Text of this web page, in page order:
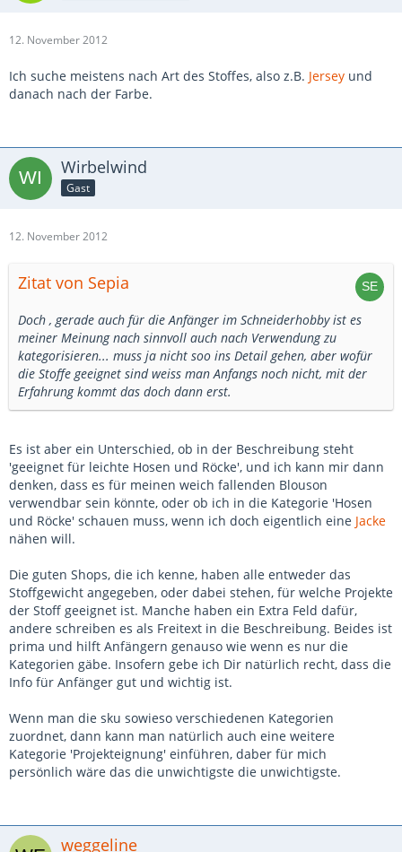
12. November 2012
Ich suche meistens nach Art des Stoffes, also z.B. Jersey und
danach nach der Farbe.
Wirbelwind
Gast
12. November 2012
Zitat von Sepia
Doch , gerade auch für die Anfänger im Schneiderhobby ist es
meiner Meinung nach sinnvoll auch nach Verwendung zu
kategorisieren... muss ja nicht soo ins Detail gehen, aber wofür
die Stoffe geeignet sind weiss man Anfangs noch nicht, mit der
Erfahrung kommt das doch dann erst.
Es ist aber ein Unterschied, ob in der Beschreibung steht
'geeignet für leichte Hosen und Röcke', und ich kann mir dann
denken, dass es für meinen weich fallenden Blouson
verwendbar sein könnte, oder ob ich in die Kategorie 'Hosen
und Röcke' schauen muss, wenn ich doch eigentlich eine Jacke
nähen will.
Die guten Shops, die ich kenne, haben alle entweder das
Stoffgewicht angegeben, oder dabei stehen, für welche Projekte
der Stoff geeignet ist. Manche haben ein Extra Feld dafür,
andere schreiben es als Freitext in die Beschreibung. Beides ist
prima und hilft Anfängern genauso wie wenn es nur die
Kategorien gäbe. Insofern gebe ich Dir natürlich recht, dass die
Info für Anfänger gut und wichtig ist.
Wenn man die sku sowieso verschiedenen Kategorien
zuordnet, dann kann man natürlich auch eine weitere
Kategorie 'Projekteignung' einführen, daber für mich
persönlich wäre das die unwichtigste die unwichtigste.
weggeline